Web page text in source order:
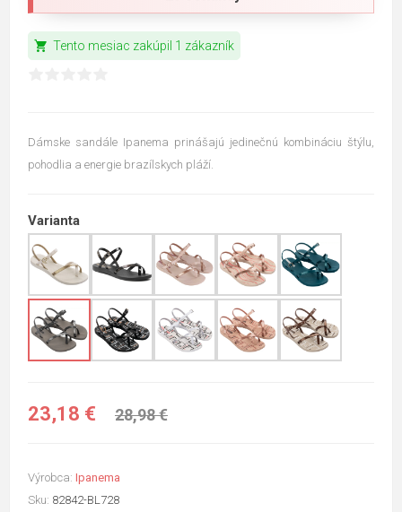
shopping_cart Tento mesiac zakúpil 1 zákazník
Dámske sandále Ipanema prinášajú jedinečnú kombináciu štýlu,
pohodlia a energie brazílskych pláží.
Varianta
23,18 € 28,98 €
Výrobca: Ipanema
Sku: 82842-BL728